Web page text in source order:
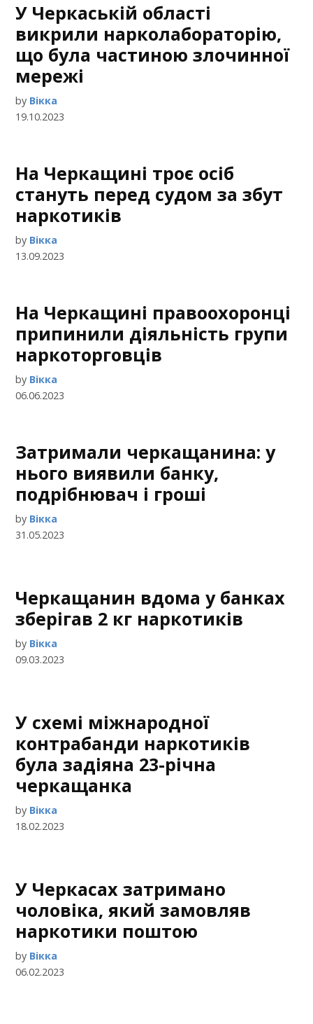
У Черкаській області
викрили нарколабораторію,
що була частиною злочинної
мережі
by Вікка
19.10.2023
На Черкащині троє осіб
стануть перед судом за збут
наркотиків
by Вікка
13.09.2023
На Черкащині правоохоронці
припинили діяльність групи
наркоторговців
by Вікка
06.06.2023
Затримали черкащанина: у
нього виявили банку,
подрібнювач і гроші
by Вікка
31.05.2023
Черкащанин вдома у банках
зберігав 2 кг наркотиків
by Вікка
09.03.2023
У схемі міжнародної
контрабанди наркотиків
була задіяна 23-річна
черкащанка
by Вікка
18.02.2023
У Черкасах затримано
чоловіка, який замовляв
наркотики поштою
by Вікка
06.02.2023